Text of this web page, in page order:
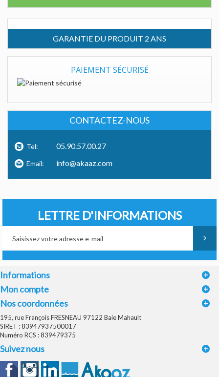
GARANTIE DU PRODUIT 2 ANS
PAIEMENT SÉCURISÉ
CONTACTEZ-NOUS
Tel: 05.90.57.00.27
Email: info@akaaz.com
LETTRE D'INFORMATIONS
Informations
Mon compte
Nos coordonnées
195, rue François FRESNEAU 97122 Baie Mahault
SIRET : 83947937500017
Numéro RCS : 839479375
Suivez nous